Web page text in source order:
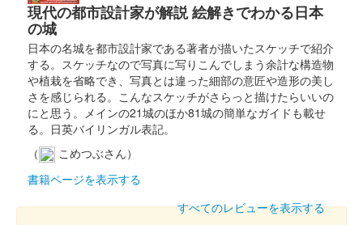
本庄城 御城印 JA埼玉ひびきのコラボ限定印「ドルチ
ェドリーム」
販売終了
本庄城と「JA埼玉ひびきの」とのコラボ限定御城印。とうもろこ
し500円以上購入で1枚プレゼント。1ケース購入で2枚セットプ
レゼント。各日100枚限定。
本庄城 御城印 御城印切手付き限定印「令和7年度
現代の都市設計家が解説 絵解きでわかる日本
の城
日本の名城を都市設計家である著者が描いたスケッチで紹介
する。スケッチなので写真に写りこんでしまう余計な構造物
や植栽を省略でき、写真とは違った細部の意匠や造形の美し
さを感じられる。こんなスケッチがさらっと描けたらいいの
にと思う。メインの21城のほか81城の簡単なガイドも載せ
る。日英バイリンガル表記。
（
こめつぶさん）
書籍ページを表示する
すべてのレビューを表示する